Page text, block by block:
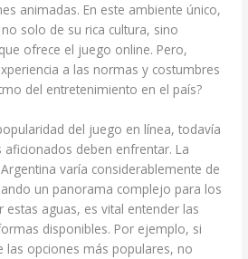
animadas. En este ambiente único,
solo de su rica cultura, sino
ofrece el juego online. Pero,
a las normas y costumbres
del entretenimiento en el país?
del juego en línea, todavía
deben enfrentar. La
varía considerablemente de
un panorama complejo para los
estas aguas, es vital entender las
disponibles. Por ejemplo, si
las opciones más populares, no